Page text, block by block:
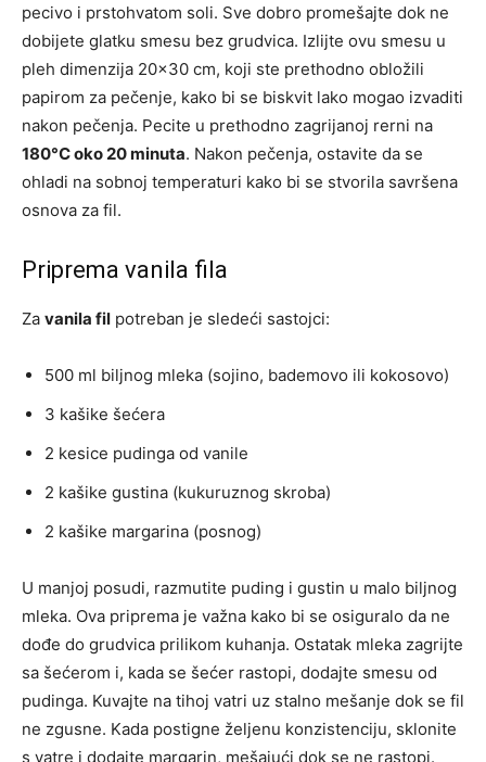
pecivo i prstohvatom soli. Sve dobro promešajte dok ne
dobijete glatku smesu bez grudvica. Izlijte ovu smesu u
pleh dimenzija 20×30 cm, koji ste prethodno obložili
papirom za pečenje, kako bi se biskvit lako mogao izvaditi
nakon pečenja. Pecite u prethodno zagrijanoj rerni na
180°C oko 20 minuta. Nakon pečenja, ostavite da se
ohladi na sobnoj temperaturi kako bi se stvorila savršena
osnova za fil.
Priprema vanila fila
Za vanila fil potreban je sledeći sastojci:
500 ml biljnog mleka (sojino, bademovo ili kokosovo)
3 kašike šećera
2 kesice pudinga od vanile
2 kašike gustina (kukuruznog skroba)
2 kašike margarina (posnog)
U manjoj posudi, razmutite puding i gustin u malo biljnog
mleka. Ova priprema je važna kako bi se osiguralo da ne
dođe do grudvica prilikom kuhanja. Ostatak mleka zagrijte
sa šećerom i, kada se šećer rastopi, dodajte smesu od
pudinga. Kuvajte na tihoj vatri uz stalno mešanje dok se fil
ne zgusne. Kada postigne željenu konzistenciju, sklonite
s vatre i dodajte margarin, mešajući dok se ne rastopi.